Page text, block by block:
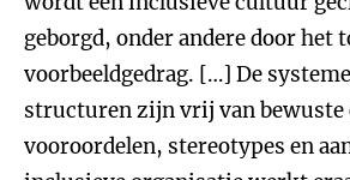
geborgd, onder andere door het
voorbeeldgedrag. […] De
structuren zijn vrij van bewuste
vooroordelen, stereotypes en